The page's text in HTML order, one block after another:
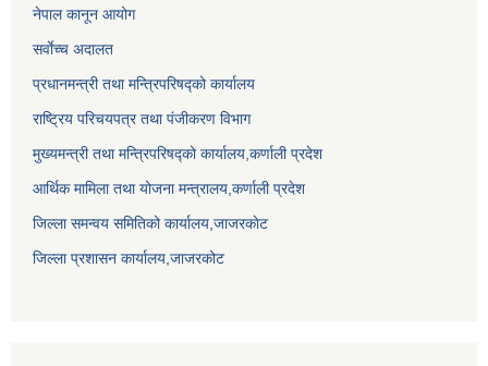
नेपाल कानून आयोग
सर्वाेच्च अदालत
प्रधानमन्त्री तथा मन्त्रिपरिषद्को कार्यालय
राष्ट्रिय परिचयपत्र तथा पंजीकरण विभाग
मुख्यमन्त्री तथा मन्त्रिपरिषद्को कार्यालय,कर्णाली प्रदेश
आर्थिक मामिला तथा योजना मन्त्रालय,कर्णाली प्रदेश
जिल्ला समन्वय समितिको कार्यालय,जाजरकाेट
जिल्ला प्रशासन कार्यालय,जाजरकोट